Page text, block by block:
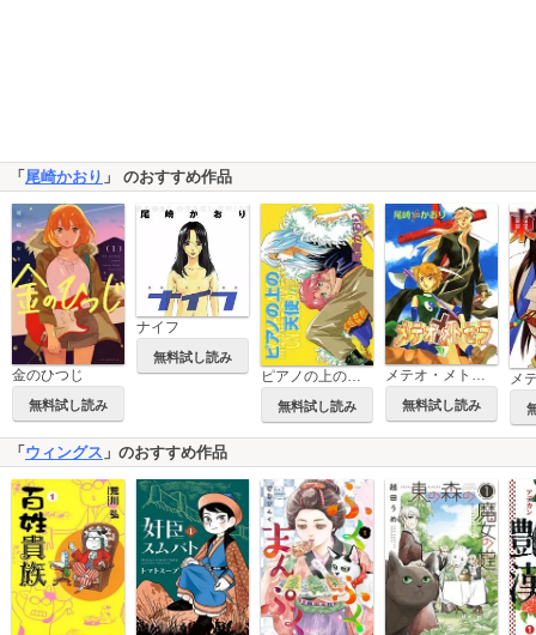
「 尾崎かおり 」 のおすすめ作品
金のひつじ
無料試し読み
ナイフ
無料試し読み
ピアノの上の天使
無料試し読み
メテオ・メトセラ
無料試し読み
「 ウィングス 」のおすすめ作品